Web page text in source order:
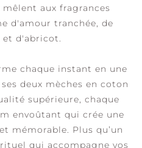
aux fragrances
d'amour tranchée, de
et d'abricot.
chaque instant en une
deux mèches en coton
supérieure, chaque
envoûtant qui crée une
mémorable. Plus qu’un
qui accompagne vos